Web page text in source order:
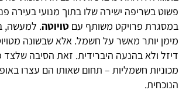
פשוט בשריפה ישירה שלו בתוך מנועי
במסגרת פרויקט משותף עם טויוטה. למעשה,
מימן יותר מאשר על חשמל. אלא שבשונה
דיזל ולא בהנעה היברידית. זאת הסיבה שלצד
מכוניות חשמליות – תחום שאותו הם עצרו
הנוכחית.